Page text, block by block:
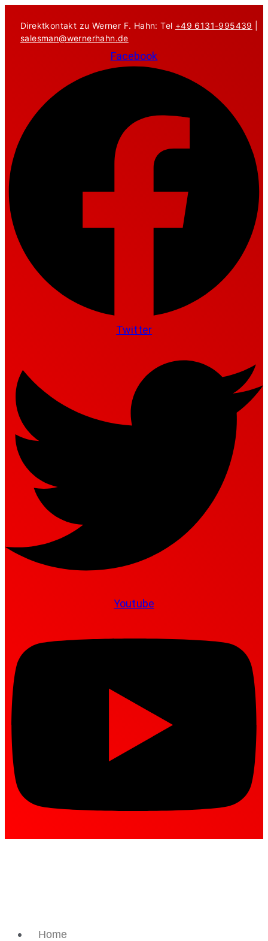
Inhalt
springen
Direktkontakt zu Werner F. Hahn: Tel +49 6131-995439
salesman@wernerhahn.de
Facebook
Twitter
Youtube
Home